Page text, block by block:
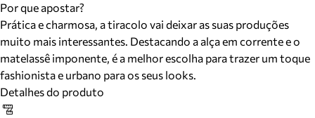
Por que apostar?
Prática e charmosa, a tiracolo vai deixar as suas produções
muito mais interessantes. Destacando a alça em corrente e o
matelassê imponente, é a melhor escolha para trazer um toque
fashionista e urbano para os seus looks.
Detalhes do produto